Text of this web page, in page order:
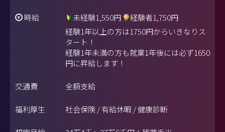
時給 未経験1,550円
経験者1,750円
経験1年以上の方は1750円からいきなりス
タート！
経験1年未満の方も就業1年後には必ず1650
円に昇給します！
交通費 全額支給
福利厚生 社会保険 / 有給休暇 / 健康診断